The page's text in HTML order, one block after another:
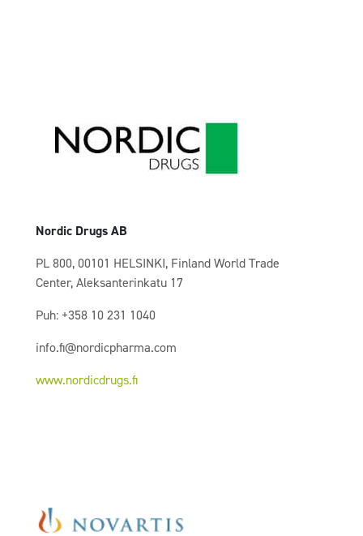
Nordic Drugs AB
PL 800, 00101 HELSINKI, Finland World Trade
Center, Aleksanterinkatu 17
Puh: +358 10 231 1040
info.fi@nordicpharma.com
www.nordicdrugs.fi